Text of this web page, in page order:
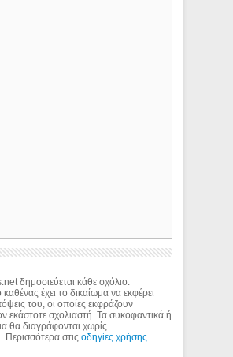
δημοσιεύεται κάθε σχόλιο.
έχει το δικαίωμα να εκφέρει
του, οι οποίες εκφράζουν
εκάστοτε σχολιαστή. Τα συκοφαντικά ή
θα διαγράφονται χωρίς
Περισσότερα στιςοδηγίες χρήσης.